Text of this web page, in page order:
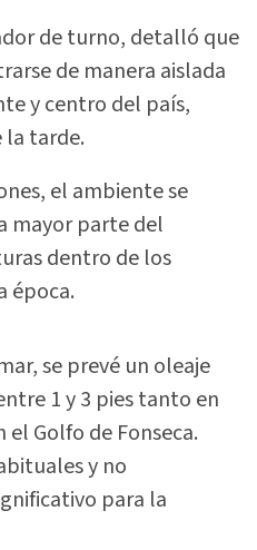
de turno, detalló que
de manera aislada
y centro del país,
tarde.
el ambiente se
mayor parte del
dentro de los
época.
se prevé un oleaje
1 y 3 pies tanto en
Golfo de Fonseca.
y no
para la